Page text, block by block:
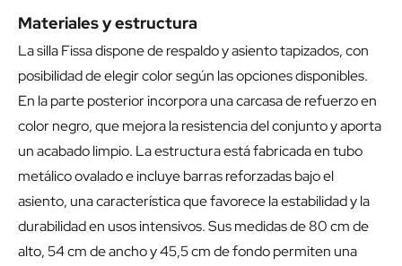
Materiales y estructura
La silla Fissa dispone de respaldo y asiento tapizados, con
posibilidad de elegir color según las opciones disponibles.
En la parte posterior incorpora una carcasa de refuerzo en
color negro, que mejora la resistencia del conjunto y aporta
un acabado limpio. La estructura está fabricada en tubo
metálico ovalado e incluye barras reforzadas bajo el
asiento, una característica que favorece la estabilidad y la
durabilidad en usos intensivos. Sus medidas de 80 cm de
alto, 54 cm de ancho y 45,5 cm de fondo permiten una